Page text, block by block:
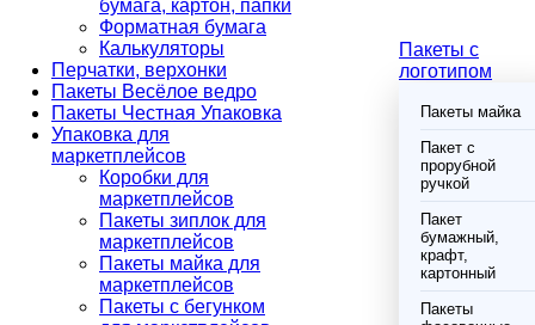
бумага, картон, папки
Форматная бумага
Калькуляторы
Перчатки, верхонки
Пакеты Весёлое ведро
Пакеты Честная Упаковка
Упаковка для
маркетплейсов
Коробки для
маркетплейсов
Пакеты зиплок для
маркетплейсов
Пакеты майка для
маркетплейсов
Пакеты с бегунком
Пакеты с
логотипом
Пакеты майка
Пакет с
прорубной
ручкой
Пакет
бумажный,
крафт,
картонный
Пакеты